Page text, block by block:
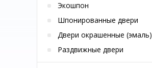
Экошпон
Шпонированные двери
Двери окрашенные (эмаль)
Раздвижные двери